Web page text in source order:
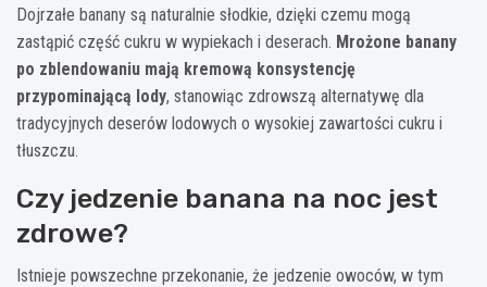
Dojrzałe banany są naturalnie słodkie, dzięki czemu mogą
zastąpić część cukru w wypiekach i deserach. Mrożone banany
po zblendowaniu mają kremową konsystencję
przypominającą lody, stanowiąc zdrowszą alternatywę dla
tradycyjnych deserów lodowych o wysokiej zawartości cukru i
tłuszczu.
Czy jedzenie banana na noc jest
zdrowe?
Istnieje powszechne przekonanie, że jedzenie owoców, w tym